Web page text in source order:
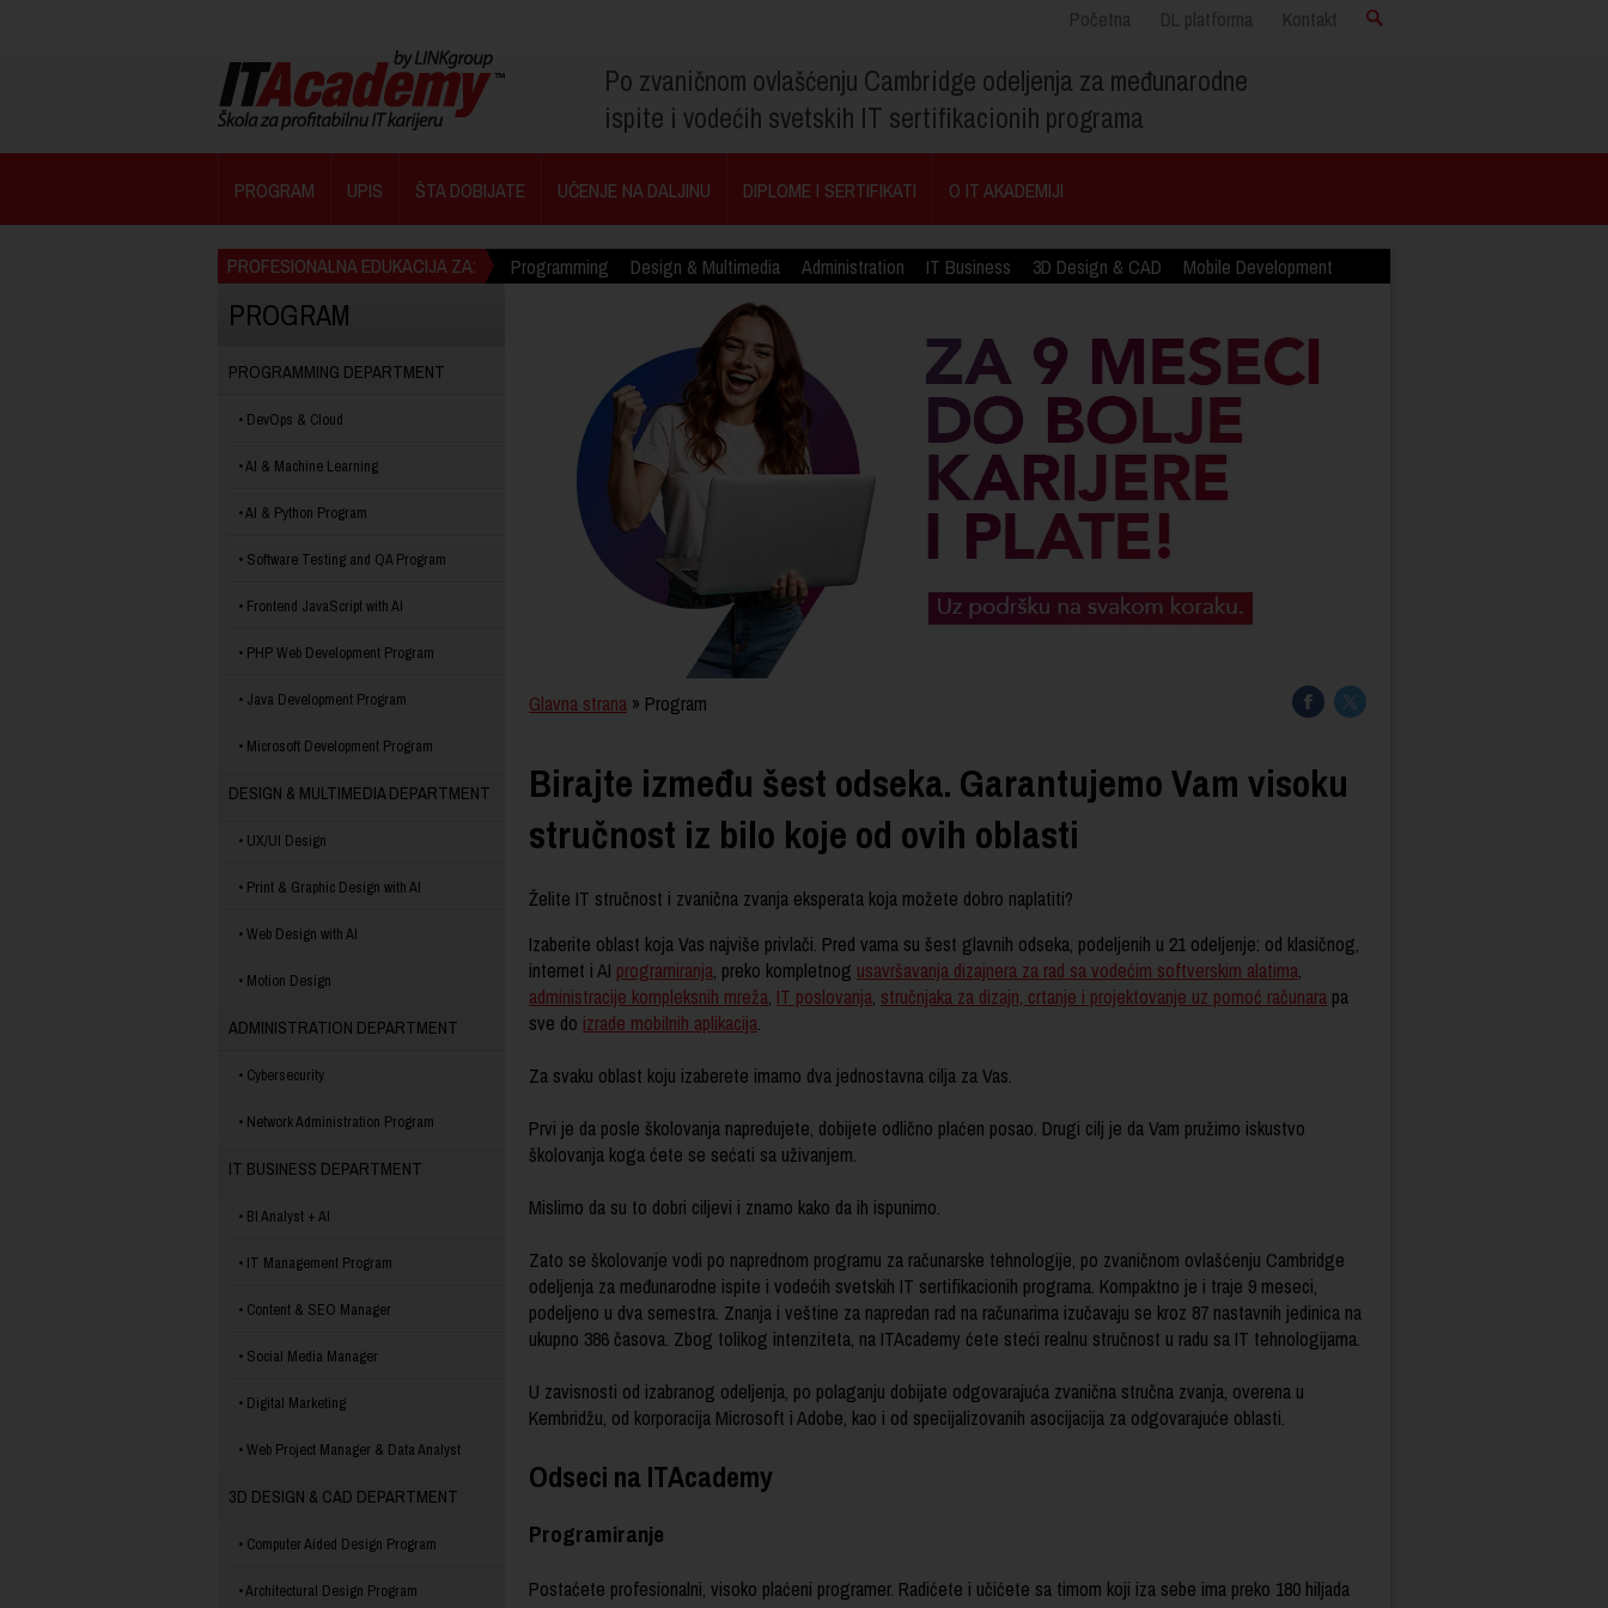
Početna DL platforma Kontakt
Po zvaničnom ovlašćenju Cambridge odeljenja za međunarodne
ispite i vodećih svetskih IT sertifikacionih programa
PROGRAM UPIS ŠTA DOBIJATE UČENJE NA DALJINU DIPLOME I SERTIFIKATI O IT AKADEMIJI
PROFESIONALNA EDUKACIJA ZA: Programming Design & Multimedia Administration IT Business 3D Design & CAD Mobile Development
Glavna strana » Program
Birajte između šest odseka. Garantujemo Vam visoku
stručnost iz bilo koje od ovih oblasti
Želite IT stručnost i zvanična zvanja eksperata koja možete dobro naplatiti?
Izaberite oblast koja Vas najviše privlači. Pred vama su šest glavnih odseka, podeljenih u 21 odeljenje: od klasičnog,
internet i AI programiranja, preko kompletnog usavršavanja dizajnera za rad sa vodećim softverskim alatima,
administracije kompleksnih mreža, IT poslovanja, stručnjaka za dizajn, crtanje i projektovanje uz pomoć računara pa
sve do izrade mobilnih aplikacija.
Za svaku oblast koju izaberete imamo dva jednostavna cilja za Vas.
Prvi je da posle školovanja napredujete, dobijete odlično plaćen posao. Drugi cilj je da Vam pružimo iskustvo
školovanja koga ćete se sećati sa uživanjem.
Mislimo da su to dobri ciljevi i znamo kako da ih ispunimo.
Zato se školovanje vodi po naprednom programu za računarske tehnologije, po zvaničnom ovlašćenju Cambridge
odeljenja za međunarodne ispite i vodećih svetskih IT sertifikacionih programa. Kompaktno je i traje 9 meseci,
podeljeno u dva semestra. Znanja i veštine za napredan rad na računarima izučavaju se kroz 87 nastavnih jedinica na
ukupno 386 časova. Zbog tolikog intenziteta, na ITAcademy ćete steći realnu stručnost u radu sa IT tehnologijama.
U zavisnosti od izabranog odeljenja, po polaganju dobijate odgovarajuća zvanična stručna zvanja, overena u
Kembridžu, od korporacija Microsoft i Adobe, kao i od specijalizovanih asocijacija za odgovarajuće oblasti.
Odseci na ITAcademy
Programiranje
Postaćete profesionalni, visoko plaćeni programer. Radićete i učićete sa timom koji iza sebe ima preko 180 hiljada
PROGRAM
PROGRAMMING DEPARTMENT
DevOps & Cloud
AI & Machine Learning
AI & Python Program
Software Testing and QA Program
Frontend JavaScript with AI
PHP Web Development Program
Java Development Program
Microsoft Development Program
DESIGN & MULTIMEDIA DEPARTMENT
UX/UI Design
Print & Graphic Design with AI
Web Design with AI
Motion Design
ADMINISTRATION DEPARTMENT
Cybersecurity
Network Administration Program
IT BUSINESS DEPARTMENT
BI Analyst + AI
IT Management Program
Content & SEO Manager
Social Media Manager
Digital Marketing
Web Project Manager & Data Analyst
3D DESIGN & CAD DEPARTMENT
Computer Aided Design Program
Architectural Design Program